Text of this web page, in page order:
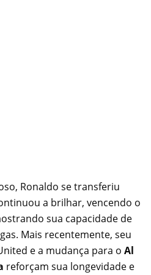
Ronaldo se transferiu
a brilhar, vencendo o
sua capacidade de
Mais recentemente, seu
e a mudança para o Al
reforçam sua longevidade e